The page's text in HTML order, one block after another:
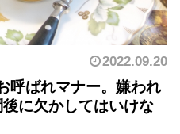
2022.09.20
呼ばれマナー。嫌われ
に欠かしてはいけな